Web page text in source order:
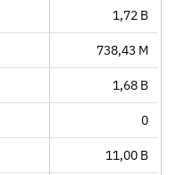
1,72 B
738,43 M
1,68 B
0
11,00 B